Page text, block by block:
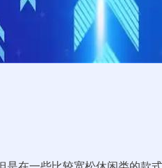
深证成指 14311.01